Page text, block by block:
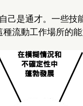
己是通才。一些技
流動工作場所的能